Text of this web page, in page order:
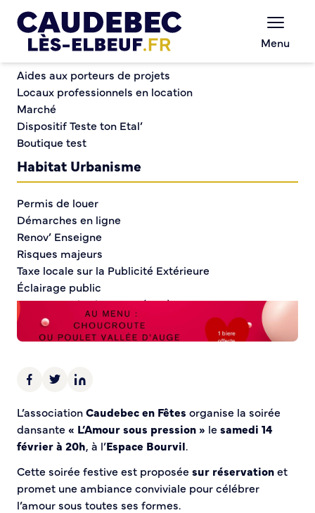
Menu
Soirée dansante « L’Amour sous pression »
Soirée dansante «
L’Amour sous pression »
L’associationCaudebec en Fêtes organise la soirée
dansante « L’Amour sous pression » le samedi 14
février à 20h, à l’Espace Bourvil.
Cette soirée festive est proposée sur réservationet
promet une ambiance conviviale pour célébrer
l’amour sous toutes ses formes.
Chèques-cadeaux municipaux – Soutenez le
Aides aux porteurs de projets
Locaux professionnels en location
Marché
Dispositif Teste ton Etal’
Boutique test
Habitat Urbanisme
Permis de louer
Démarches en ligne
Renov’ Enseigne
Risques majeurs
Taxe locale sur la Publicité Extérieure
Éclairage public
Plan Local d’Urbanisme (PLU)
Demande d’Occupation du Domaine Public
Sécurité tranquillité
Police municipale
Tranquillité vacances
Vidéoprotection
Aide à l’installation d’alarmes
Horaires pour le bricolage et le jardinage
Infos pratiques